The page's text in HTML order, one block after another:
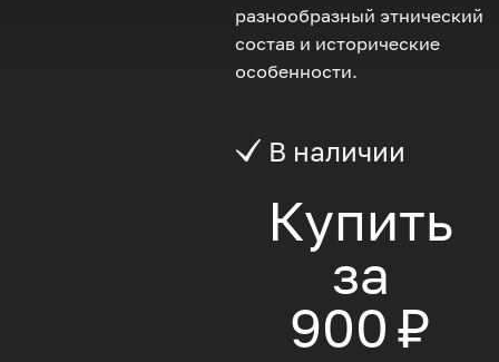
разнообразный этнический
состав и исторические
особенности.
В наличии
Купить
за
900 ₽